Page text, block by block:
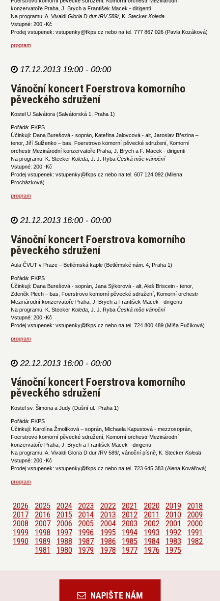
konzervatoře Praha, J. Brych a František Macek - dirigenti
Na programu: A. VivaldiGloria D dur /RV 589/, K. SteckerKoleda
Vstupné: 200,-Kč
Prodej vstupenek: vstupenky@fkps.cz nebo na tel. 777 867 026 (Pavla Kozáková)
program
17.12.2013 19:00 - 00:00
Vánoční koncert Foerstrova komorního
pěveckého sdružení
Kostel U Salvátora (Salvátorská 1, Praha 1)
Pořádá: FKPS
Účinkují: Dana Burešová - soprán, Kateřina Jalovcová - alt, Jaroslav Březina –
tenor, Jiří Sulženko – bas, Foerstrovo komorní pěvecké sdružení, Komorní
orchestr Mezinárodní konzervatoře Praha, J. Brych a F. Macek - dirigenti
Na programu: K. SteckerKoleda , J. J. RybaČeská mše vánoční
Vstupné: 200,-Kč
Prodej vstupenek: vstupenky@fkps.cz nebo na tel. 607 124 092 (Milena
Procházková)
program
21.12.2013 16:00 - 00:00
Vánoční koncert Foerstrova komorního
pěveckého sdružení
Aula ČVUT v Praze – Betlémská kaple (Betlémské nám. 4, Praha 1)
Pořádá: FKPS
Účinkují: Dana Burešová - soprán, Jana Sýkorová - alt, Aleš Briscein - tenor,
Zdeněk Plech – bas, Foerstrovo komorní pěvecké sdružení, Komorní orchestr
Mezinárodní konzervatoře Praha, J. Brych a František Macek - dirigenti
Na programu: K. SteckerKoleda , J. J. RybaČeská mše vánoční
Vstupné: 200,-Kč
Prodej vstupenek: vstupenky@fkps.cz nebo na tel. 724 800 489 (Míša Fučíková)
program
22.12.2013 16:00 - 00:00
Vánoční koncert Foerstrova komorního
pěveckého sdružení
Kostel sv. Šimona a Judy (Dušní ul., Praha 1)
Pořádá: FKPS
Účinkují: Karolína Žmolíková – soprán, Michaela Kapustová - mezzosoprán,
Foerstrovo komorní pěvecké sdružení, Komorní orchestr Mezinárodní
konzervatoře Praha, J. Brych a František Macek - dirigenti
Na programu: A. Vivaldi Gloria D dur /RV 589/, vánoční písně, K. SteckerKoleda
Vstupné: 200,-Kč
Prodej vstupenek: vstupenky@fkps.cz nebo na tel. 723 645 383 (Alena Kovářová)
program
2026 2025 2024 2023 2022 2021 2020 2019
2018
2017
2016 2015 2014 2013 2012 2011 2010
2009
2008
2007 2006 2005 2004 2003 2002 2001
2000
1999
1998 1997 1996 1995 1994 1993 1992
1991
1990
1989 1988 1987 1986 1985 1984 1983
1982
1981
1980 1979 1978 1977 1976 1975
NAPIŠTE NÁM